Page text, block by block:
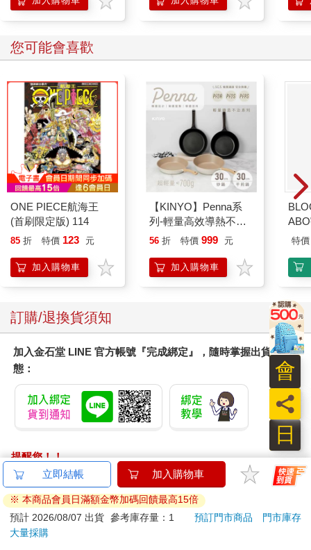
您可能會喜歡
ONE PIECE航海王
(首刷限定版) 114
85 折 特價 123 元
加入購物車
【KINYO】Penna系
列-輕量高效導熱不沾
平煎鍋30cm
56 折 特價 999 元
加入購物車
特價
訂購/退換貨須知
加入金石堂 LINE 官方帳號『完成綁定』，隨時掌握出貨動
態：
提醒您！！
金石堂及銀行均不會請您操作ATM! 如接獲電話要求您前往
ATM提款機，請不要聽從指示，以免受騙上當！
退換貨須知：
**提醒您，鑑賞期不等於試用期，退回商品須為全新狀態**
立即結帳 加入購物車
※ 本商品會員日滿額金幣加碼回饋最高15倍
預計 2026/08/07 出貨 參考庫存量：1 預訂門市商品
門市庫存
大量採購
日
員
會